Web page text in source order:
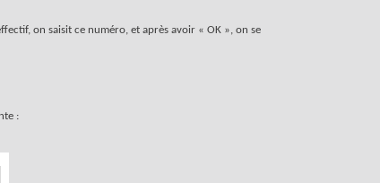
on saisit ce numéro, et après avoir « OK », on se
: